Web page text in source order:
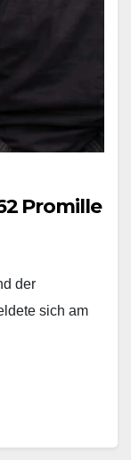
Promille
der
sich am